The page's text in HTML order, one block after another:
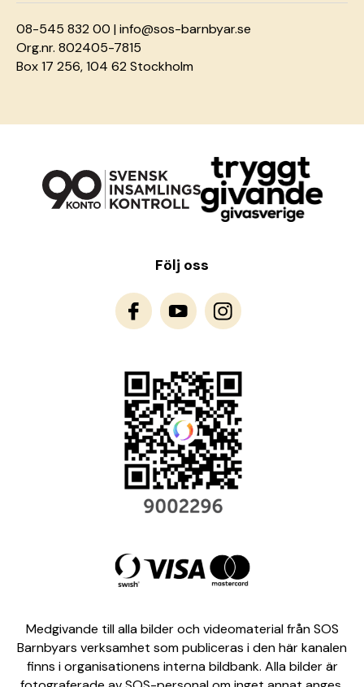
08-545 832 00 |info@sos-barnbyar.se
Org.nr. 802405-7815
Box 17 256, 104 62 Stockholm
Följ oss
Medgivande till alla bilder och videomaterial från SOS
Barnbyars verksamhet som publiceras i den här kanalen
finns i organisationens interna bildbank. Alla bilder är